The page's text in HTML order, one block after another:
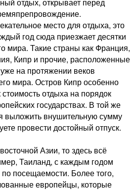
место для отдыха, это
год сюда приезжает десятки
мира. Такие страны как Франция,
Кипр и прочие, расположенные
на протяжении веков
мира. Остров Кипр особенно
стоимость отдыха на порядок
государствах. В той же
выложить внушительную сумму
провести достойный отпуск.
Азии, то здесь всё
Таиланд, с каждым годом
посещаемости. Более того,
европейцы, которые